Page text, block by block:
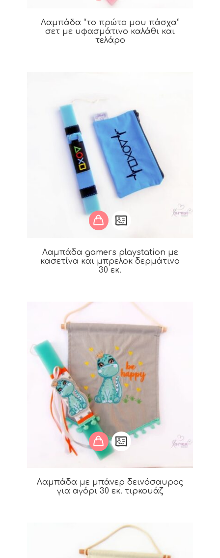
Λαμπάδα “το πρώτο μου πάσχα”
σετ με υφασμάτινο καλάθι και
τελάρο
Λαμπάδα gamers playstation με
κασετίνα και μπρελοκ δερμάτινο
30 εκ.
Λαμπάδα με μπάνερ δεινόσαυρος
για αγόρι 30 εκ. τιρκουάζ